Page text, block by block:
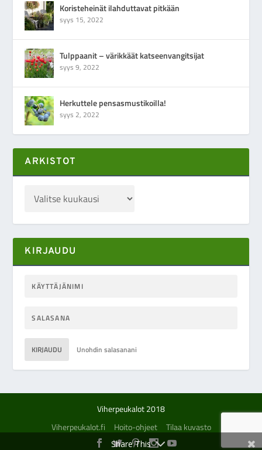
Koristeheinät ilahduttavat pitkään
syys 15, 2022
Tulppaanit – värikkäät katseenvangitsijat
syys 9, 2022
Herkuttele pensasmustikoilla!
syys 2, 2022
ARKISTOT
KIRJAUDU
KIRJAUDU Unohdin salasanani
Viherpeukalot 2018
Viherpeukalot.fi
Hoito-ohjeet Tilaa kuvasto
Share This